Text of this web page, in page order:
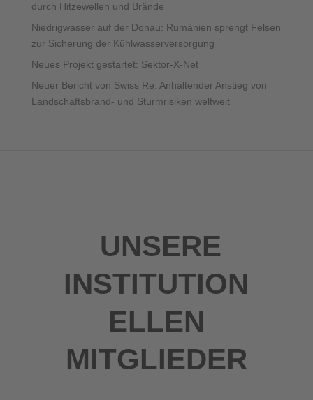
durch Hitzewellen und Brände
Niedrigwasser auf der Donau: Rumänien sprengt Felsen
zur Sicherung der Kühlwasserversorgung
Neues Projekt gestartet: Sektor-X-Net
Neuer Bericht von Swiss Re: Anhaltender Anstieg von
Landschaftsbrand- und Sturmrisiken weltweit
UNSERE
INSTITUTION
ELLEN
MITGLIEDER